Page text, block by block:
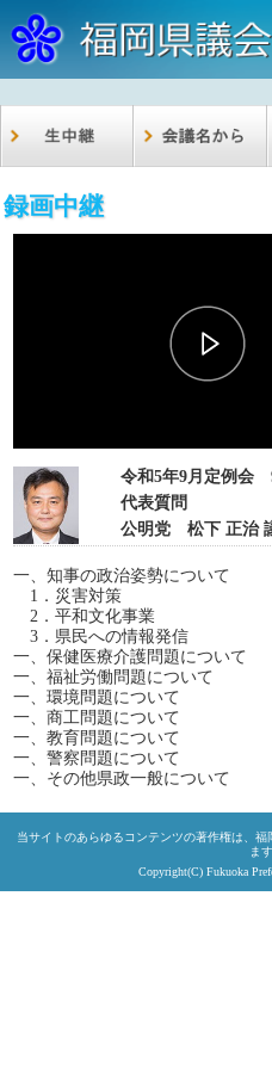
録画中継
令和5年9月定例会
代表質問
公明党 松下 正治
一、知事の政治姿勢について
1．災害対策
2．平和文化事業
3．県民への情報発信
一、保健医療介護問題について
一、福祉労働問題について
一、環境問題について
一、商工問題について
一、教育問題について
一、警察問題について
一、その他県政一般について
当サイトのあらゆるコンテンツの著作権は、
ます
Copyright(C) Fukuoka